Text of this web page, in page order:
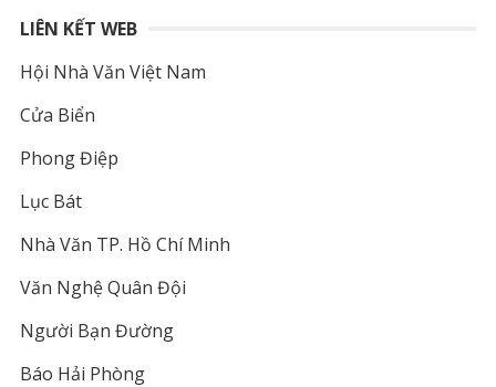
LIÊN KẾT WEB
Hội Nhà Văn Việt Nam
Cửa Biển
Phong Điệp
Lục Bát
Nhà Văn TP. Hồ Chí Minh
Văn Nghệ Quân Đội
Người Bạn Đường
Báo Hải Phòng